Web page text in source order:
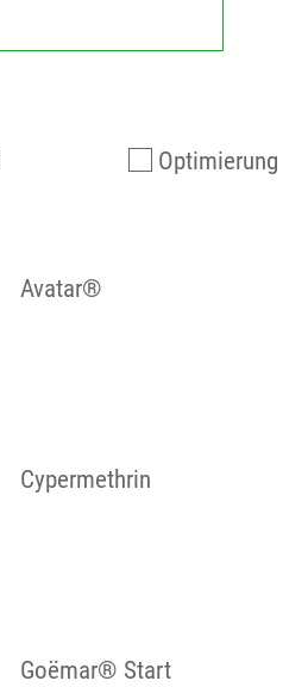
Optimierung
Avatar®
Cypermethrin
Goëmar® Start